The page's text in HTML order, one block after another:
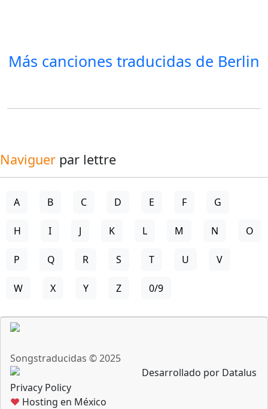
Más canciones traducidas de Berlin
Naviguer par lettre
A B C D E F G
H I J K L M N O
P Q R S T U V
W X Y Z 0/9
Songstraducidas © 2025
Desarrollado por Datalus
Privacy Policy
♥ Hosting en México